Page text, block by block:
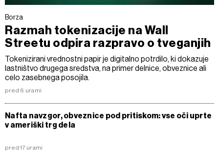
Borza
Razmah tokenizacije na Wall
Streetu odpira razpravo o tveganjih
Tokenizirani vrednostni papir je digitalno potrdilo, ki dokazuje
lastništvo drugega sredstva, na primer delnice, obveznice ali
celo zasebnega posojila.
pred 6 urami
Nafta navzgor, obveznice pod pritiskom: vse oči uprte
v ameriški trg dela
pred 17 urami